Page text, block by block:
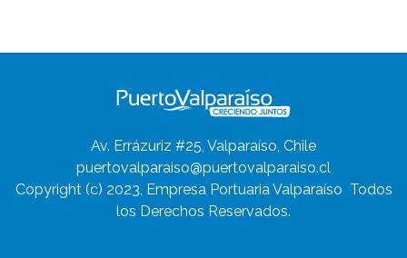
Av. Errázuriz #25, Valparaíso, Chile
puertovalparaiso@puertovalparaiso.cl
Copyright (c) 2023, Empresa Portuaria Valparaíso Todos
los Derechos Reservados.